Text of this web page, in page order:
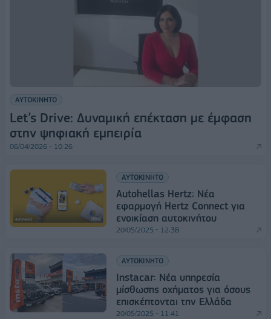
ΑΥΤΟΚΙΝΗΤΟ
Let’s Drive: Δυναμική επέκταση με έμφαση
στην ψηφιακή εμπειρία
06/04/2026 - 10:26
ΑΥΤΟΚΙΝΗΤΟ
Autohellas Hertz: Νέα
εφαρμογή Hertz Connect για
ενοικίαση αυτοκινήτου
20/05/2025 - 12:38
ΑΥΤΟΚΙΝΗΤΟ
Ιnstacar: Νέα υπηρεσία
μίσθωσης οχήματος για όσους
επισκέπτονται την Ελλάδα
20/05/2025 - 11:41